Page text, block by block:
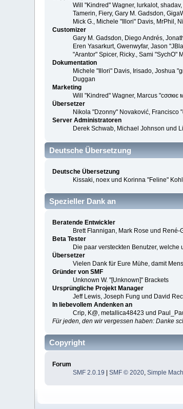
Will "Kindred" Wagner, lurkalot,
Tamerin, Fiery, Gary M. Gadsdon,
Mick G., Michele "Illori" Davis, MrPhil,
Customizer
Gary M. Gadsdon, Diego Andrés,
Eren Yasarkurt, Gwenwyfar, Jason
"Arantor" Spicer, Ricky., Sami "SychO"
Dokumentation
Michele "Illori" Davis, Irisado, Joshua
Duggan
Marketing
Will "Kindred" Wagner, Marcus
Übersetzer
Nikola "Dzonny" Novaković, Francisco
Server Administratoren
Derek Schwab, Michael Johnson und
Deutsche Übersetzung
Deutsche Übersetzung
Kissaki, noex und Korinna "Feline"
Spezieller Dank an
Beratende Entwickler
Brett Flannigan, Mark Rose und René-
Beta Tester
Die paar versteckten Benutzer,
Übersetzer
Vielen Dank für Eure Mühe, damit
Gründer von SMF
Unknown W. "[Unknown]" Brackets
Ursprüngliche Projekt Manager
Jeff Lewis, Joseph Fung und David
In liebevollem Andenken an
Crip, K@, metallica48423 und
Für jeden, den wir vergessen haben: Danke
Copyright
Forum
SMF 2.0.19 |SMF © 2020 ,Simple